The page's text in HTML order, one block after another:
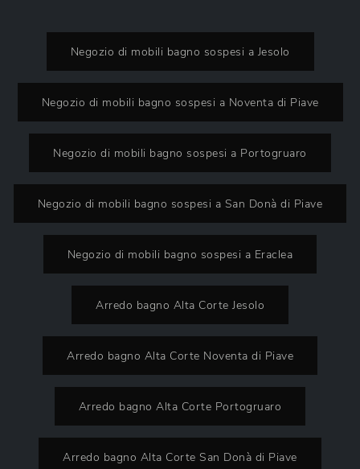
Negozio di mobili bagno sospesi a Jesolo
Negozio di mobili bagno sospesi a Noventa di Piave
Negozio di mobili bagno sospesi a Portogruaro
Negozio di mobili bagno sospesi a San Donà di Piave
Negozio di mobili bagno sospesi a Eraclea
Arredo bagno Alta Corte Jesolo
Arredo bagno Alta Corte Noventa di Piave
Arredo bagno Alta Corte Portogruaro
Arredo bagno Alta Corte San Donà di Piave